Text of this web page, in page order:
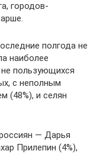
городов-
полгода не
наиболее
пользующихся
с неполным
(48%), и селян
— Дарья
Прилепин (4%),